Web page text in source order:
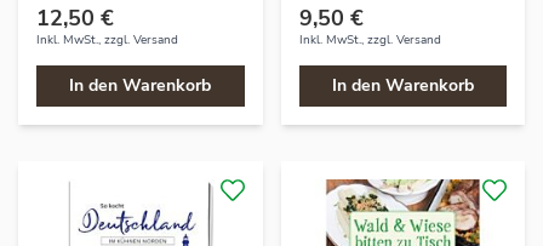
12,50 €
Inkl. MwSt., zzgl. Versand
In den Warenkorb
9,50 €
Inkl. MwSt., zzgl. Versand
In den Warenkorb